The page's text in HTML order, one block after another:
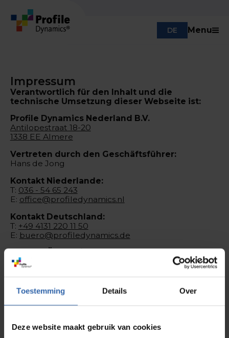
Toestemming Details Over
Deze website maakt gebruik van cookies
DE Menu
Impressum
Verantwortlich für den Inhalt und die
technische Umsetzung dieser Webseite ist:
Profile Dynamics Nederland B.V.
Antilopestraat 18-20
1338 EE Almere
Vertreten durch den Geschäftsführer:
Hans de Jong
Kontakt Niederlande:
T: 036 - 54 65 243
E: office@profiledynamics.nl
Kontakt Deutschland:
T: +49 4131 220 11 50
E: buero@profiledynamics.de
T:+43 3112 4050
office@profiledynamics.at